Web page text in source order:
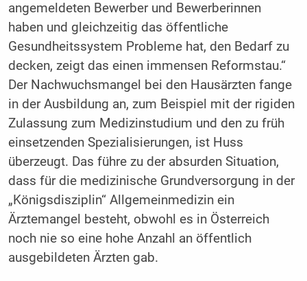
angemeldeten Bewerber und Bewerberinnen
haben und gleichzeitig das öffentliche
Gesundheitssystem Probleme hat, den Bedarf zu
decken, zeigt das einen immensen Reformstau.“
Der Nachwuchsmangel bei den Hausärzten fange
in der Ausbildung an, zum Beispiel mit der rigiden
Zulassung zum Medizinstudium und den zu früh
einsetzenden Spezialisierungen, ist Huss
überzeugt. Das führe zu der absurden Situation,
dass für die medizinische Grundversorgung in der
„Königsdisziplin“ Allgemeinmedizin ein
Ärztemangel besteht, obwohl es in Österreich
noch nie so eine hohe Anzahl an öffentlich
ausgebildeten Ärzten gab.